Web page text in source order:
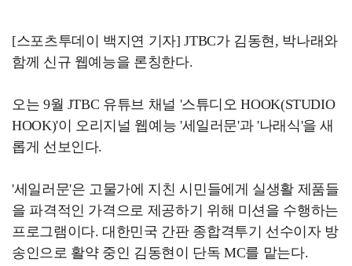
[스포츠투데이 백지연 기자] JTBC가 김동현, 박나래와
함께 신규 웹예능을 론칭한다.
오는 9월 JTBC 유튜브 채널 '스튜디오 HOOK(STUDIO
HOOK)'이 오리지널 웹예능 '세일러문'과 '나래식'을 새
롭게 선보인다.
'세일러문'은 고물가에 지친 시민들에게 실생활 제품들
을 파격적인 가격으로 제공하기 위해 미션을 수행하는
프로그램이다. 대한민국 간판 종합격투기 선수이자 방
송인으로 활약 중인 김동현이 단독 MC를 맡는다.